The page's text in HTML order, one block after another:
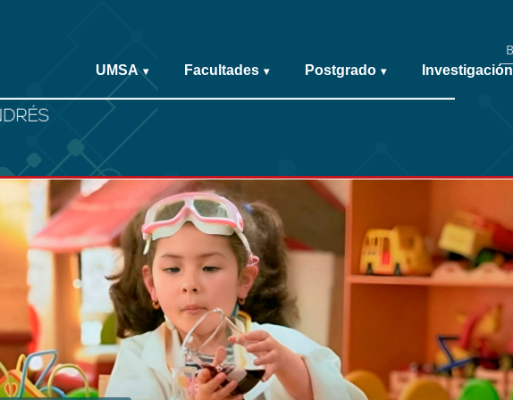
UMSA ▾ Facultades ▾ Postgrado ▾ Investigación